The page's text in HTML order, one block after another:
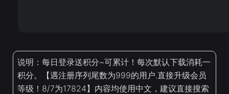
说明：每日登录送积分~可累计！每次默认下载消耗一
积分。【遇注册序列尾数为999的用户.直接升级会员
等级！8/7为17824】内容均使用中文，建议直接搜索